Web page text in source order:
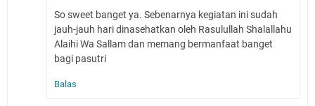
So sweet banget ya. Sebenarnya kegiatan ini sudah
jauh-jauh hari dinasehatkan oleh Rasulullah Shalallahu
Alaihi Wa Sallam dan memang bermanfaat banget
bagi pasutri
Balas